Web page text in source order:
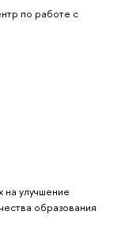
по работе с
на улучшение
образования